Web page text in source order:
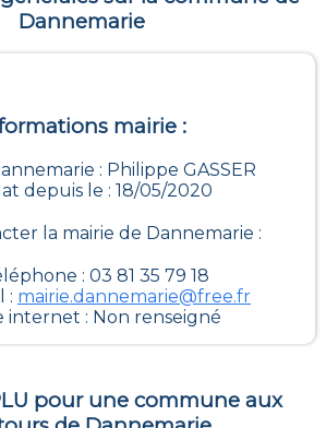
Dannemarie
mairie :
: Philippe GASSER
depuis le : 18/05/2020
la mairie de Dannemarie :
: 03 81 35 79 18
: mairie.dannemarie@free.fr
internet : Non renseigné
pour une commune aux